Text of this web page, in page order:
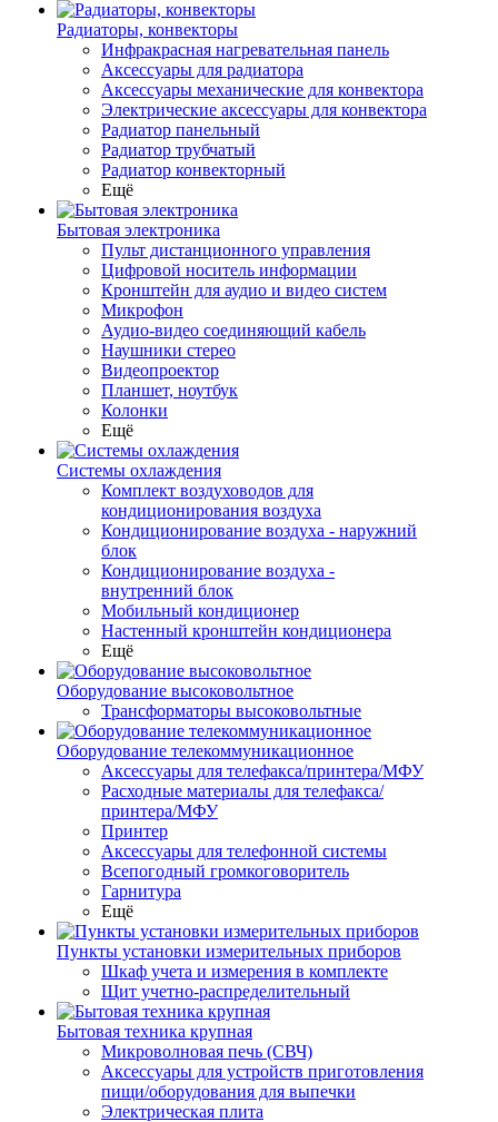
Радиаторы, конвекторы
Инфракрасная нагревательная панель
Аксессуары для радиатора
Аксессуары механические для конвектора
Электрические аксессуары для конвектора
Радиатор панельный
Радиатор трубчатый
Радиатор конвекторный
Ещё
Бытовая электроника
Пульт дистанционного управления
Цифровой носитель информации
Кронштейн для аудио и видео систем
Микрофон
Аудио-видео соединяющий кабель
Наушники стерео
Видеопроектор
Планшет, ноутбук
Колонки
Ещё
Системы охлаждения
Комплект воздуховодов для
кондиционирования воздуха
Кондиционирование воздуха - наружний
блок
Кондиционирование воздуха -
внутренний блок
Мобильный кондиционер
Настенный кронштейн кондиционера
Ещё
Оборудование высоковольтное
Трансформаторы высоковольтные
Оборудование телекоммуникационное
Аксессуары для телефакса/принтера/МФУ
Расходные материалы для телефакса/
принтера/МФУ
Принтер
Аксессуары для телефонной системы
Всепогодный громкоговоритель
Гарнитура
Ещё
Пункты установки измерительных приборов
Шкаф учета и измерения в комплекте
Щит учетно-распределительный
Бытовая техника крупная
Микроволновая печь (СВЧ)
Аксессуары для устройств приготовления
пищи/оборудования для выпечки
Электрическая плита